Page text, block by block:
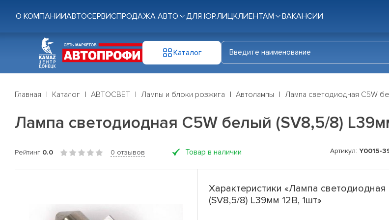
О КОМПАНИИАВТОСЕРВИСПРОДАЖА АВТО ДЛЯ ЮР.ЛИЦКЛИЕНТАМ ВАКАНСИИ
Каталог
Главная Каталог АВТОСВЕТ Лампы и блоки розжига Автолампы Лампа светодиодная C5W
Лампа светодиодная C5W белый (SV8,5/8)
Рейтинг 0.0 0 отзывов Товар в наличии Артикул: Y0015-
Характеристики «Лампа
(SV8,5/8) L39мм 12В, 1шт»